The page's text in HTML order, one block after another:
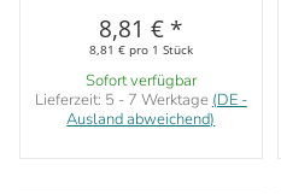
8,81 € *
8,81 € pro 1 Stück
Sofort verfügbar
Lieferzeit: 5 - 7 Werktage (DE -
Ausland abweichend)